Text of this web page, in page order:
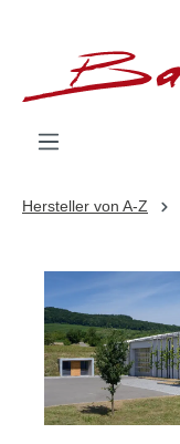
Hersteller von A-Z